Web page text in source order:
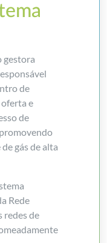
gestora
de
e
de
gás de alta
Rede
redes de